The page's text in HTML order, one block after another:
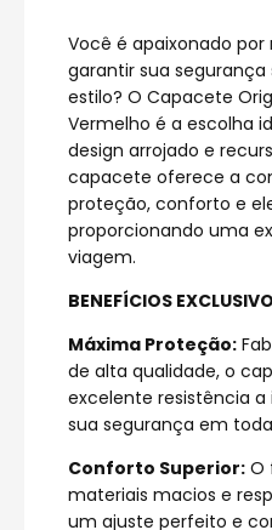
Você é apaixonado
garantir sua
estilo? O Capacete
Vermelho é a escolha
design arrojado e
capacete oferece a
proteção, conforto e
proporcionando uma
viagem.
BENEFÍCIOS
Máxima Proteção:
de alta qualidade, o
excelente resistência
sua segurança em
Conforto Superior: O
materiais macios e
um ajuste perfeito e